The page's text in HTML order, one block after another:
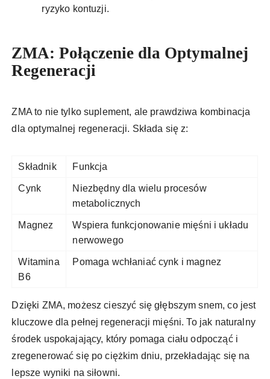
ryzyko kontuzji.
ZMA: Połączenie dla Optymalnej
Regeneracji
ZMA to nie tylko suplement, ale prawdziwa kombinacja
dla optymalnej regeneracji. Składa się z:
Składnik Funkcja
Cynk
Niezbędny dla wielu procesów
metabolicznych
Magnez
Wspiera funkcjonowanie mięśni i układu
nerwowego
Witamina
B6
Pomaga wchłaniać cynk i magnez
Dzięki ZMA, możesz cieszyć się głębszym snem, co jest
kluczowe dla pełnej regeneracji mięśni. To jak naturalny
środek uspokajający, który pomaga ciału odpocząć i
zregenerować się po ciężkim dniu, przekładając się na
lepsze wyniki na siłowni.